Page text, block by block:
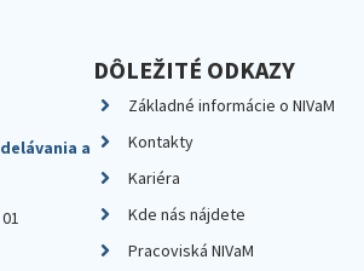
a
DÔLEŽITÉ ODKAZY
Základné informácie o NIVaM
Kontakty
Kariéra
Kde nás nájdete
Pracoviská NIVaM